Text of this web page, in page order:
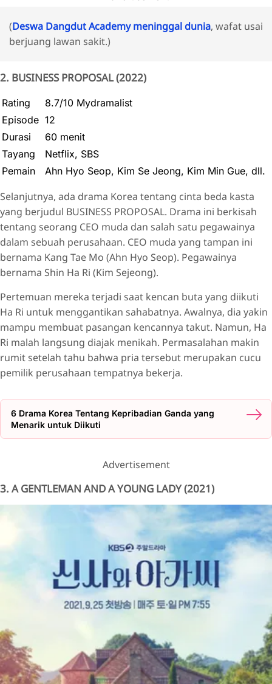
(Deswa Dangdut Academy meninggal dunia, wafat usai
berjuang lawan sakit.)
2. BUSINESS PROPOSAL (2022)
Rating
8.7/10 Mydramalist
Episode 12
Durasi
60 menit
Tayang
Netflix, SBS
Pemain
Ahn Hyo Seop, Kim Se Jeong, Kim Min Gue, dll.
Selanjutnya, ada drama Korea tentang cinta beda kasta
yang berjudul BUSINESS PROPOSAL. Drama ini berkisah
tentang seorang CEO muda dan salah satu pegawainya
dalam sebuah perusahaan. CEO muda yang tampan ini
bernama Kang Tae Mo (Ahn Hyo Seop). Pegawainya
bernama Shin Ha Ri (Kim Sejeong).
Pertemuan mereka terjadi saat kencan buta yang diikuti
Ha Ri untuk menggantikan sahabatnya. Awalnya, dia yakin
mampu membuat pasangan kencannya takut. Namun, Ha
Ri malah langsung diajak menikah. Permasalahan makin
rumit setelah tahu bahwa pria tersebut merupakan cucu
pemilik perusahaan tempatnya bekerja.
6 Drama Korea Tentang Kepribadian Ganda yang
Menarik untuk Diikuti
Advertisement
3. A GENTLEMAN AND A YOUNG LADY (2021)